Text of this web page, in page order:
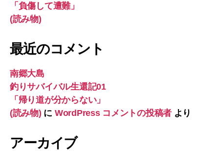
「負傷して遭難」
(読み物)
最近のコメント
南郷大島
釣りサバイバル生還記01
「帰り道が分からない」
(読み物) に WordPress コメントの投稿者 より
アーカイブ